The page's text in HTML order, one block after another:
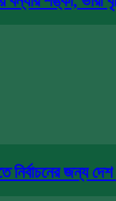
নির্বাচনের জন্য